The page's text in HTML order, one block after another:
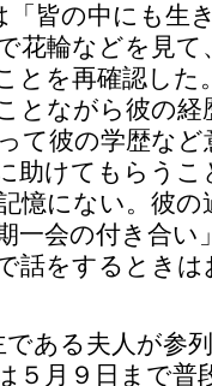
「皆の中にも生
花輪などを見て
とを再確認した
とながら彼の
て彼の学歴な
助けてもらう
憶にない。彼
一会の付き合い
話をするとき
ある夫人が参
５月９日まで普